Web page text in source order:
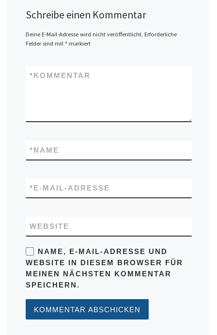
Schreibe einen Kommentar
Deine E-Mail-Adresse wird nicht veröffentlicht. Erforderliche
Felder sind mit *markiert
KOMMENTAR
*
NAME
*
E-MAIL-ADRESSE
*
WEBSITE
NAME, E-MAIL-ADRESSE UND
WEBSITE IN DIESEM BROWSER FÜR
MEINEN NÄCHSTEN KOMMENTAR
SPEICHERN.